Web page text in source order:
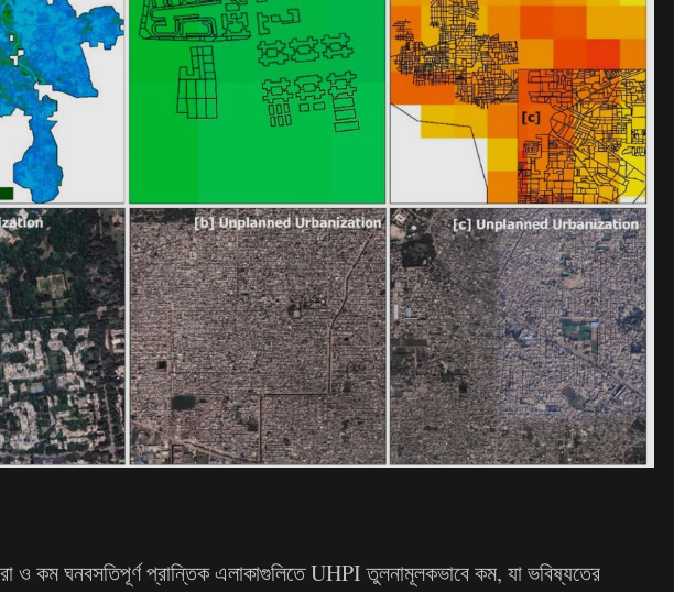
ও কম ঘনবসতিপূর্ণ প্রান্তিক এলাকাগুলিতে UHPI তুলনামূলকভাবে কম, যা ভবিষ্যতের